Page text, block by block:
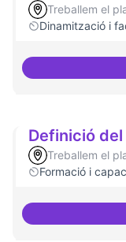
Treballem el
Dinamització i
Definició
Treballem el
Formació i